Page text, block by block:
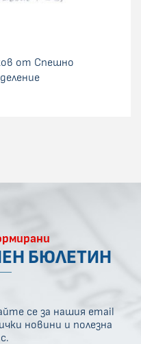
от Спешно
БЮЛЕТИН
се за нашия email
новини и полезна